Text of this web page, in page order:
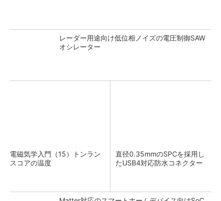
レーダー用途向け低位相ノイズの電圧制御SAW
オシレーター
電磁気学入門（15）トンラン
スコアの温度
直径0.35mmのSPCを採用し
たUSB4対応防水コネクター